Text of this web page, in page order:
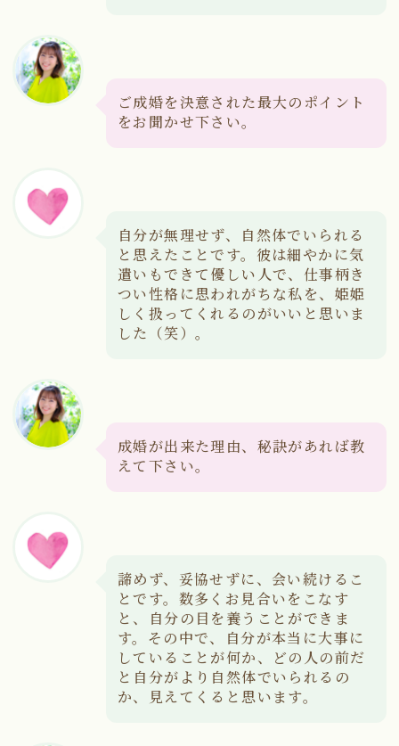
ご成婚を決意された最大のポイント
をお聞かせ下さい。
自分が無理せず、自然体でいられる
と思えたことです。彼は細やかに気
遣いもできて優しい人で、仕事柄き
つい性格に思われがちな私を、姫姫
しく扱ってくれるのがいいと思いま
した（笑）。
成婚が出来た理由、秘訣があれば教
えて下さい。
諦めず、妥協せずに、会い続けるこ
とです。数多くお見合いをこなす
と、自分の目を養うことができま
す。その中で、自分が本当に大事に
していることが何か、どの人の前だ
と自分がより自然体でいられるの
か、見えてくると思います。